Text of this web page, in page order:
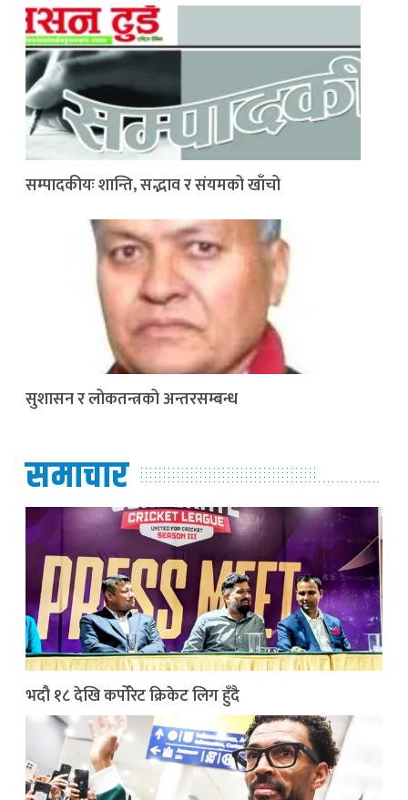
सम्पादकीयः शान्ति, सद्भाव र संयमको खाँचो
सुशासन र लोकतन्त्रको अन्तरसम्बन्ध
समाचार
भदौ १८ देखि कर्पोरेट क्रिकेट लिग हुँदै